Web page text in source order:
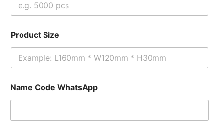
Product Size
Name Code WhatsApp